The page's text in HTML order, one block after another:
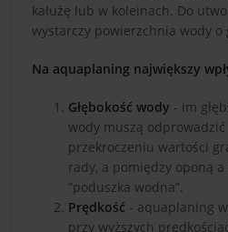
kałużę lub w koleinach. Do
wystarczy powierzchnia wody o
Na aquaplaning największy
Głębokość wody - im
wody muszą odprowadzić
przekroczeniu wartości
rady, a pomiędzy oponą
“poduszka wodna”.
Prędkość - aquaplaning
przy wyższych